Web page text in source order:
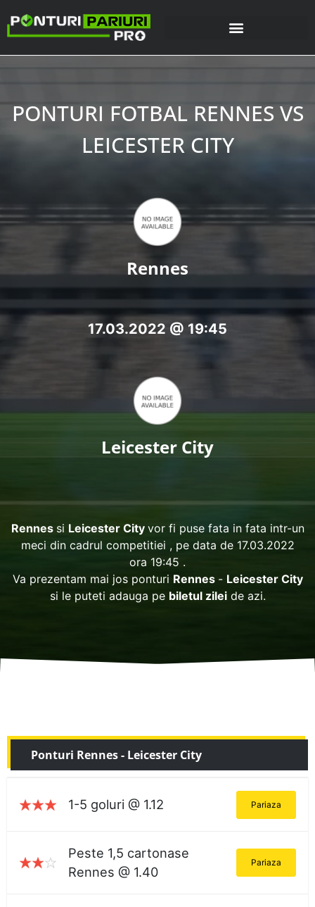
PONTURI FOTBAL RENNES VS
LEICESTER CITY
Rennes
17.03.2022 @ 19:45
Leicester City
Rennes si Leicester City vor fi puse fata in fata intr-un
meci din cadrul competitiei , pe data de 17.03.2022
ora 19:45 .
Va prezentam mai jos ponturi Rennes - Leicester City
si le puteti adauga pe biletul zileide azi.
Ponturi Rennes - Leicester City
1-5 goluri @ 1.12 Pariaza
Peste 1,5 cartonase
Rennes @ 1.40
Pariaza